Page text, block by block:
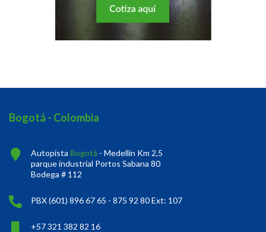
Bogotá - Colombia
Autopista Bogotá - Medellín Km 2,5
parque industrial Portos Sabana 80
Bodega # 112
PBX (601) 896 67 65 - 875 92 80 Ext: 107
+57 321 382 82 16